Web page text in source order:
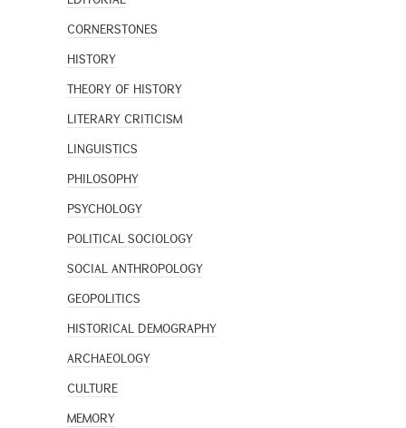
CORNERSTONES
HISTORY
THEORY OF HISTORY
LITERARY CRITICISM
LINGUISTICS
PHILOSOPHY
PSYCHOLOGY
POLITICAL SOCIOLOGY
SOCIAL ANTHROPOLOGY
GEOPOLITICS
HISTORICAL DEMOGRAPHY
ARCHAEOLOGY
CULTURE
MEMORY